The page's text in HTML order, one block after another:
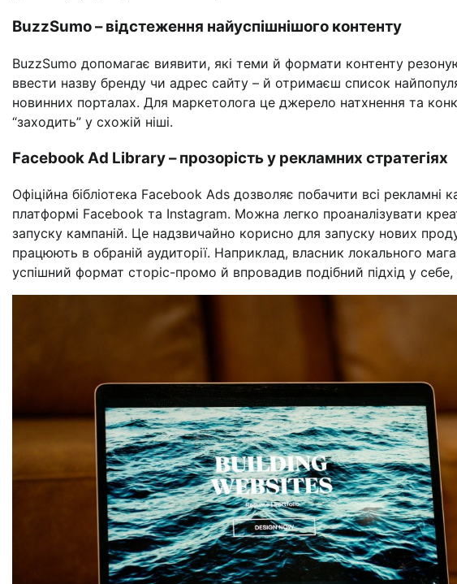
BuzzSumo – відстеження найуспішнішого контенту
BuzzSumo допомагає виявити, які теми й формати контенту
ввести назву бренду чи адрес сайту – й отримаєш список
новинних порталах. Для маркетолога це джерело натхнення та
“заходить” у схожій ніші.
Facebook Ad Library – прозорість у рекламних стратегіях
Офіційна бібліотека Facebook Ads дозволяє побачити всі рекламні
платформі Facebook та Instagram. Можна легко проаналізувати
запуску кампаній. Це надзвичайно корисно для запуску нових
працюють в обраній аудиторії. Наприклад, власник локального
успішний формат сторіс-промо й впровадив подібний підхід у себе,